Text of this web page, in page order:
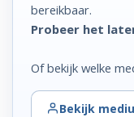
bereikbaar.
Probeer het
Of bekijk welke
Bekijk